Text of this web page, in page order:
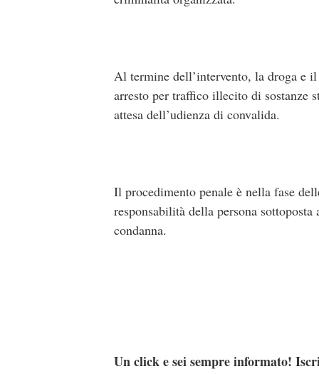
Al termine dell’intervento, la droga e
arresto per traffico illecito di sostanze
attesa dell’udienza di convalida.
Il procedimento penale è nella fase
responsabilità della persona
condanna.
Un click e sei sempre informato!